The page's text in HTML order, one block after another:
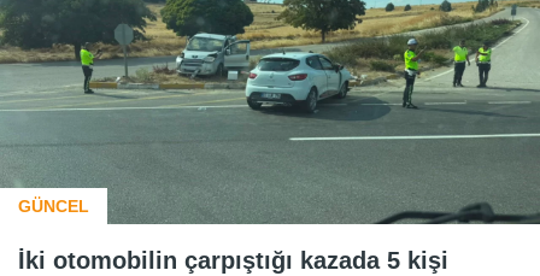
GÜNCEL
İki otomobilin çarpıştığı kazada 5 kişi